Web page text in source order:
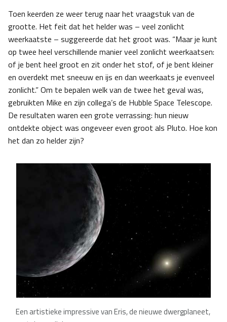
Toen keerden ze weer terug naar het vraagstuk van de
grootte. Het feit dat het helder was – veel zonlicht
weerkaatste – suggereerde dat het groot was. “Maar je kunt
op twee heel verschillende manier veel zonlicht weerkaatsen:
of je bent heel groot en zit onder het stof, of je bent kleiner
en overdekt met sneeuw en ijs en dan weerkaats je evenveel
zonlicht.” Om te bepalen welk van de twee het geval was,
gebruikten Mike en zijn collega’s de Hubble Space Telescope.
De resultaten waren een grote verrassing: hun nieuw
ontdekte object was ongeveer even groot als Pluto. Hoe kon
het dan zo helder zijn?
Een artistieke impressive van Eris, de nieuwe dwergplaneet,